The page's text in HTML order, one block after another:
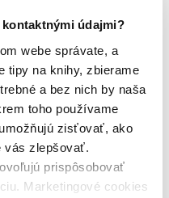
údajmi?
webe správate, a
tipy na knihy, zbierame
a bez nich by naša
toho používame
zisťovať, ako
vás zlepšovať.
prispôsobovať
Marketingové cookies
môže byť silným
oslávili tým najlepším
pripadá práve na 31. august,
sme sa rozhodli oslavovať ich
na nás netrpezlivo
chceme prečítať, no nikdy
Deň neprečítaných kníh –
knihám, ktoré nám ešte